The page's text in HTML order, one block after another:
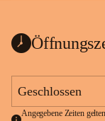
Geschlossen
Angegebene Zeiten